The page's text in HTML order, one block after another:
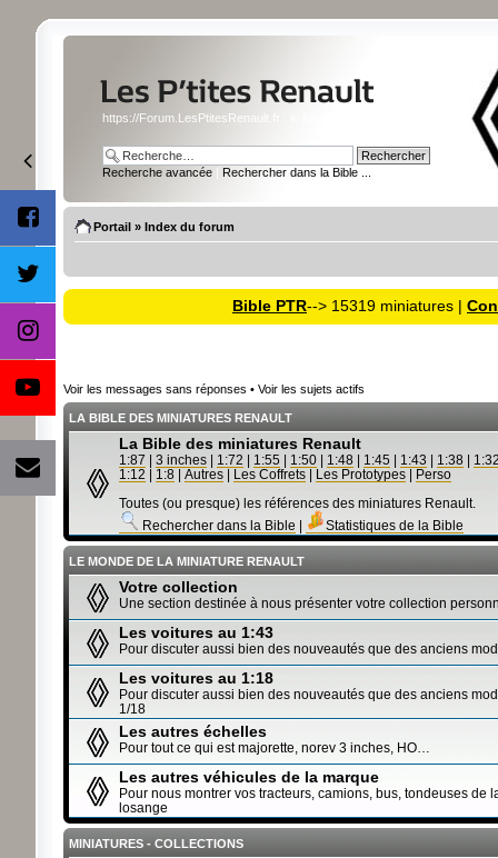
https://Forum.LesPtitesRenault.fr : le forum des miniatures Renault
Recherche avancée | Rechercher dans la Bible ...
Portail» Index du forum
Bible PTR--> 15319 miniatures |
Voir les messages sans réponses • Voir les sujets actifs
LA BIBLE DES MINIATURES RENAULT
La Bible des miniatures Renault
1:87 | 3 inches| 1:72 | 1:55| 1:50| 1:48| 1:45| 1:43| 1:38|
1:12 | 1:8| Autres| Les Coffrets| Les Prototypes| Perso
Toutes (ou presque) les références des miniatures Renault.
Rechercher dans la Bible| Statistiques de la Bible
LE MONDE DE LA MINIATURE RENAULT
Votre collection
Une section destinée à nous présenter votre collection
Les voitures au 1:43
Pour discuter aussi bien des nouveautés que des anciens
Les voitures au 1:18
Pour discuter aussi bien des nouveautés que des anciens
1/18
Les autres échelles
Pour tout ce qui est majorette, norev 3 inches, HO…
Les autres véhicules de la marque
Pour nous montrer vos tracteurs, camions, bus, tondeuses de
losange
MINIATURES - COLLECTIONS